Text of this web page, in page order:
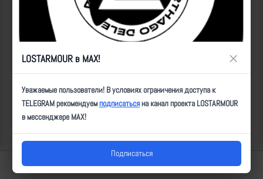
Ланцет, САУ, поврежден, мод_н
Популярные за сегодня видео
Lostarmour | Carthago Delenda Est | 2014-2026
LOSTARMOUR в MAX! ×
Уважаемые пользователи! В условиях ограничения доступа к
TELEGRAM рекомендуемподписатьсяна канал проекта LOSTARMOUR
в мессенджере MAX!
Подписаться